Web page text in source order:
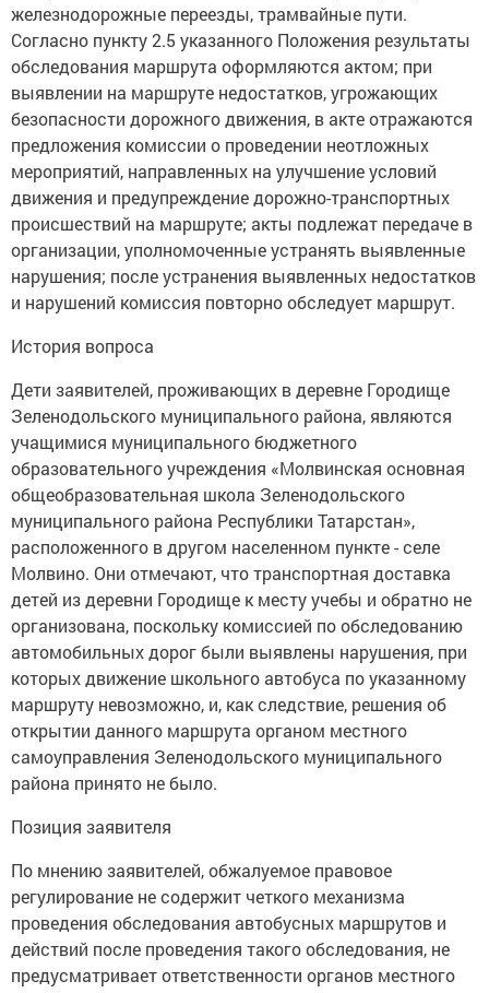
железнодорожные переезды, трамвайные пути.
Согласно пункту 2.5 указанного Положения результаты
обследования маршрута оформляются актом; при
выявлении на маршруте недостатков, угрожающих
безопасности дорожного движения, в акте отражаются
предложения комиссии о проведении неотложных
мероприятий, направленных на улучшение условий
движения и предупреждение дорожно-транспортных
происшествий на маршруте; акты подлежат передаче в
организации, уполномоченные устранять выявленные
нарушения; после устранения выявленных недостатков
и нарушений комиссия повторно обследует маршрут.
История вопроса
Дети заявителей, проживающих в деревне Городище
Зеленодольского муниципального района, являются
учащимися муниципального бюджетного
образовательного учреждения «Молвинская основная
общеобразовательная школа Зеленодольского
муниципального района Республики Татарстан»,
расположенного в другом населенном пункте - селе
Молвино. Они отмечают, что транспортная доставка
детей из деревни Городище к месту учебы и обратно не
организована, поскольку комиссией по обследованию
автомобильных дорог были выявлены нарушения, при
которых движение школьного автобуса по указанному
маршруту невозможно, и, как следствие, решения об
открытии данного маршрута органом местного
самоуправления Зеленодольского муниципального
района принято не было.
Позиция заявителя
По мнению заявителей, обжалуемое правовое
регулирование не содержит четкого механизма
проведения обследования автобусных маршрутов и
действий после проведения такого обследования, не
предусматривает ответственности органов местного